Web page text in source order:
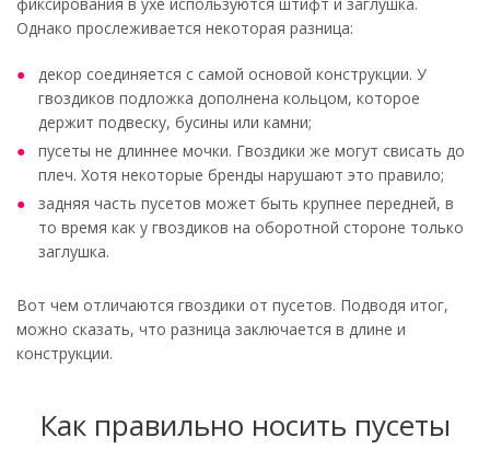
Однако прослеживается некоторая разница:
декор соединяется с самой основой конструкции. У
гвоздиков подложка дополнена кольцом, которое
держит подвеску, бусины или камни;
пусеты не длиннее мочки. Гвоздики же могут свисать до
плеч. Хотя некоторые бренды нарушают это правило;
задняя часть пусетов может быть крупнее передней, в
то время как у гвоздиков на оборотной стороне только
заглушка.
Вот чем отличаются гвоздики от пусетов. Подводя итог,
можно сказать, что разница заключается в длине и
конструкции.
Как правильно носить пусеты